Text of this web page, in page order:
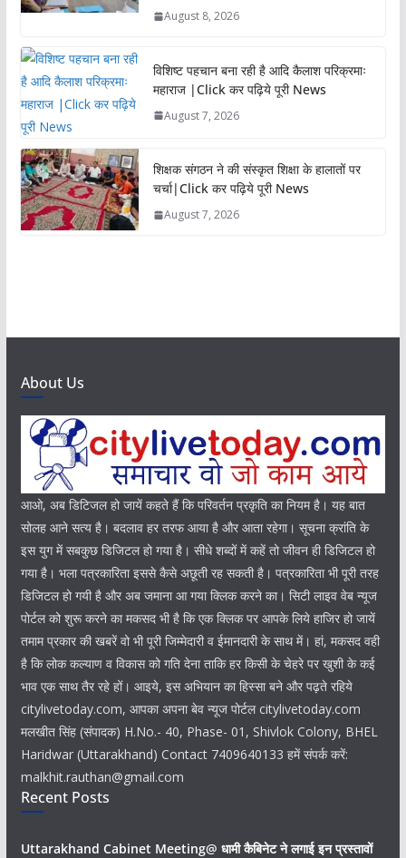
August 8, 2026
विशिष्ट पहचान बना रही है आदि कैलाश परिक्रमाः
महाराज |Click कर पढ़िये पूरी News
August 7, 2026
शिक्षक संगठन ने की संस्कृत शिक्षा के हालातों पर
चर्चा|Click कर पढ़िये पूरी News
August 7, 2026
About Us
आओ, अब डिटिजल हो जायें कहते हैं कि परिवर्तन प्रकृति का नियम है। यह बात
सोलह आने सत्य है। बदलाव हर तरफ आया है और आता रहेगा। सूचना क्रांति के
इस युग में सबकुछ डिजिटल हो गया है। सीधे शब्दों में कहें तो जीवन ही डिजिटल हो
गया है। भला पत्रकारिता इससे कैसे अछूती रह सकती है। पत्रकारिता भी पूरी तरह
डिजिटल हो गयी है और अब जमाना आ गया क्लिक करने का। सिटी लाइव वेब न्यूज
पोर्टल को शुरू करने का मकसद भी है कि एक क्लिक पर आपके लिये हाजिर हो जायें
तमाम प्रकार की खबरें वो भी पूरी जिम्मेदारी व ईमानदारी के साथ में। हां, मकसद वही
है कि लोक कल्याण व विकास को गति देना ताकि हर किसी के चेहरे पर खुशी के कई
भाव एक साथ तैर रहे हों। आइये, इस अभियान का हिस्सा बने और पढ़ते रहिये
citylivetoday.com, आपका अपना बेव न्यूज पोर्टल citylivetoday.com
मलखीत सिंह (संपादक) H.No.- 40, Phase- 01, Shivlok Colony, BHEL
Haridwar (Uttarakhand) Contact 7409640133 हमें संपर्क करें:
malkhit.rauthan@gmail.com
Recent Posts
Uttarakhand Cabinet Meeting@ धामी कैबिनेट ने लगाई इन प्रस्तावों